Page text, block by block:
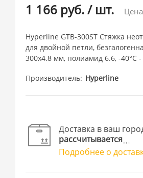
1 166 руб./ шт.
Hyperline GTB-300ST Стяжка
для двойной петли,
300x4.8 мм, полиамид 6.6, -40°C -
Производитель Hyperline
Доставка в ваш
рассчитывается
Подробнее о